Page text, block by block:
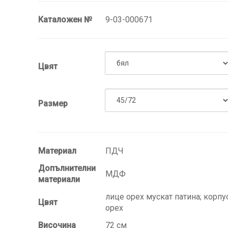
Каталожен № 9-03-000671
Цвят
Размер
Материал
ПДЧ
Допълнителни
материали
МДФ
Цвят
лице орех мускат патина;
орех
Височина
72 см